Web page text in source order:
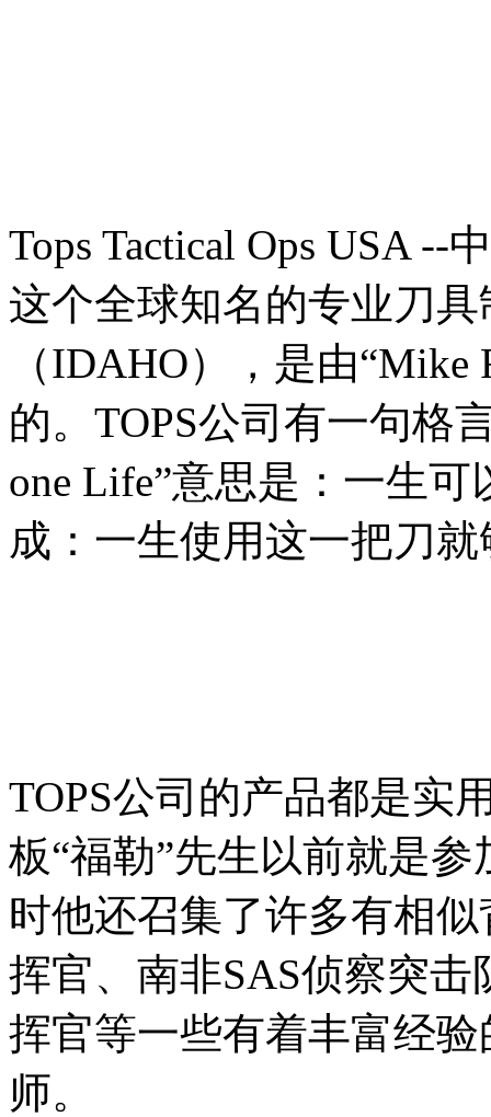
Tops Tactical Ops USA
这个全球知名的专业刀
（IDAHO），是由
的。TOPS公司有一句格
one Life”意思是：一生
成：一生使用这一把刀
TOPS公司的产品都是实
板“福勒”先生以前就是
时他还召集了许多有相
挥官、南非SAS侦察突
挥官等一些有着丰富经
师。